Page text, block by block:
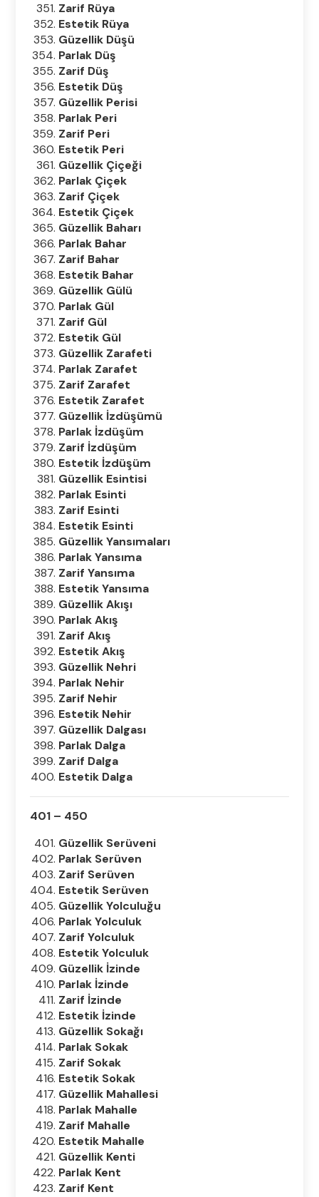
Zarif Rüya
Estetik Rüya
Güzellik Düşü
Parlak Düş
Zarif Düş
Estetik Düş
Güzellik Perisi
Parlak Peri
Zarif Peri
Estetik Peri
Güzellik Çiçeği
Parlak Çiçek
Zarif Çiçek
Estetik Çiçek
Güzellik Baharı
Parlak Bahar
Zarif Bahar
Estetik Bahar
Güzellik Gülü
Parlak Gül
Zarif Gül
Estetik Gül
Güzellik Zarafeti
Parlak Zarafet
Zarif Zarafet
Estetik Zarafet
Güzellik İzdüşümü
Parlak İzdüşüm
Zarif İzdüşüm
Estetik İzdüşüm
Güzellik Esintisi
Parlak Esinti
Zarif Esinti
Estetik Esinti
Güzellik Yansımaları
Parlak Yansıma
Zarif Yansıma
Estetik Yansıma
Güzellik Akışı
Parlak Akış
Zarif Akış
Estetik Akış
Güzellik Nehri
Parlak Nehir
Zarif Nehir
Estetik Nehir
Güzellik Dalgası
Parlak Dalga
Zarif Dalga
Estetik Dalga
401 – 450
Güzellik Serüveni
Parlak Serüven
Zarif Serüven
Estetik Serüven
Güzellik Yolculuğu
Parlak Yolculuk
Zarif Yolculuk
Estetik Yolculuk
Güzellik İzinde
Parlak İzinde
Zarif İzinde
Estetik İzinde
Güzellik Sokağı
Parlak Sokak
Zarif Sokak
Estetik Sokak
Güzellik Mahallesi
Parlak Mahalle
Zarif Mahalle
Estetik Mahalle
Güzellik Kenti
Parlak Kent
Zarif Kent